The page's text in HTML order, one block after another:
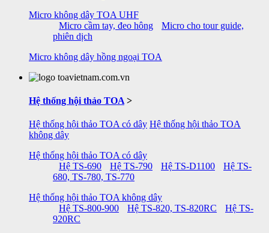
Micro không dây TOA UHF
Micro cầm tay, đeo hông
Micro cho tour guide,
phiên dịch
Micro không dây hồng ngoại TOA
Hệ thống hội thảo TOA >
Hệ thống hội thảo TOA có dây Hệ thống hội thảo TOA
không dây
Hệ thống hội thảo TOA có dây
Hệ TS-690
Hệ TS-790 Hệ TS-D1100
Hệ TS-
680, TS-780, TS-770
Hệ thống hội thảo TOA không dây
Hệ TS-800-900
Hệ TS-820, TS-820RC
Hệ TS-
920RC